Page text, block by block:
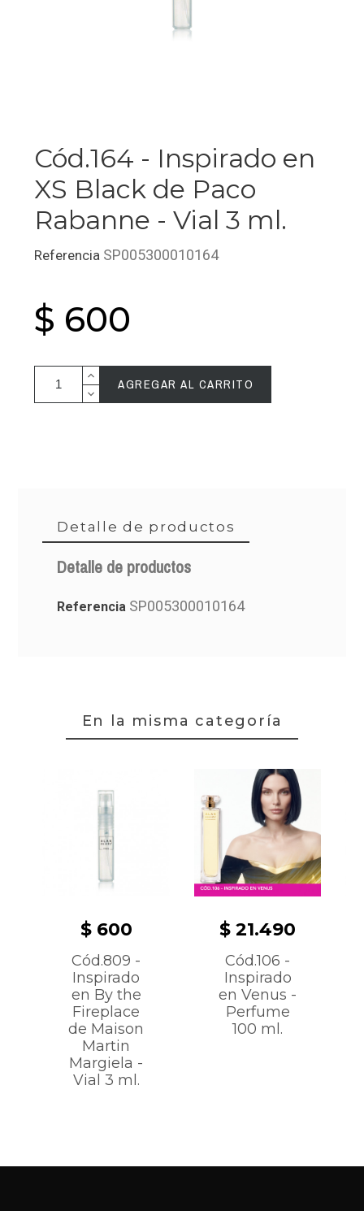
Cód.164 - Inspirado en
XS Black de Paco
Rabanne - Vial 3 ml.
Referencia SP005300010164
$ 600
AGREGAR AL CARRITO
Detalle de productos
Detalle de productos
Referencia SP005300010164
En la misma categoría
Cód.809 -
Inspirado
en By the
Fireplace
de Maison
Martin
Margiela -
Vial 3 ml.
$ 600
Cód.106 -
Inspirado
en Venus -
Perfume
100 ml.
$ 21.490